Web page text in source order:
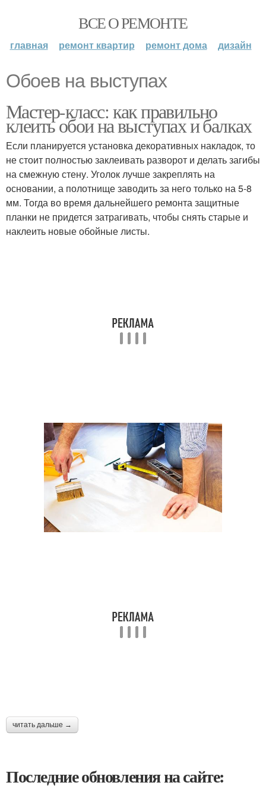
ВСЕ О РЕМОНТЕ
главная ремонт квартир ремонт дома дизайн
Обоев на выступах
Мастер-класс: как правильно
клеить обои на выступах и балках
Если планируется установка декоративных накладок, то
не стоит полностью заклеивать разворот и делать загибы
на смежную стену. Уголок лучше закреплять на
основании, а полотнище заводить за него только на 5-8
мм. Тогда во время дальнейшего ремонта защитные
планки не придется затрагивать, чтобы снять старые и
наклеить новые обойные листы.
читать дальше →
Последние обновления на сайте: